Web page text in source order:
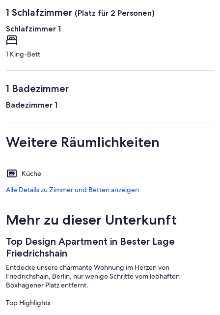
1 Schlafzimmer (Platz für 2 Personen)
Schlafzimmer 1
1 King-Bett
1 Badezimmer
Badezimmer 1
Weitere Räumlichkeiten
Küche
Alle Details zu Zimmer und Betten anzeigen
Mehr zu dieser Unterkunft
Top Design Apartment in Bester Lage
Friedrichshain
Entdecke unsere charmante Wohnung im Herzen von
Friedrichshain, Berlin, nur wenige Schritte vom lebhaften
Boxhagener Platz entfernt.
Top Highlights: